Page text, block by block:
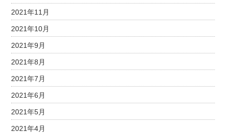
2021年11月
2021年10月
2021年9月
2021年8月
2021年7月
2021年6月
2021年5月
2021年4月